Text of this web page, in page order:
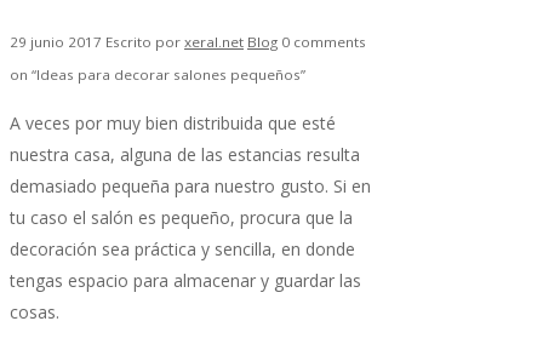
29 junio 2017 Escrito por xeral.net Blog 0 comments
on “Ideas para decorar salones pequeños”
A veces por muy bien distribuida que esté
nuestra casa, alguna de las estancias resulta
demasiado pequeña para nuestro gusto. Si en
tu caso el salón es pequeño, procura que la
decoración sea práctica y sencilla, en donde
tengas espacio para almacenar y guardar las
cosas.